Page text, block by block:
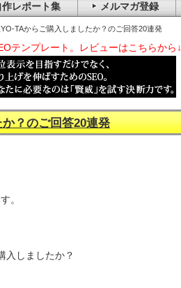
TAからご購入しましたか？のご回答20連発
テンプレート。レビューはこちらから↓
？のご回答20連発
。
入しましたか？
作レポート集 メルマガ登録